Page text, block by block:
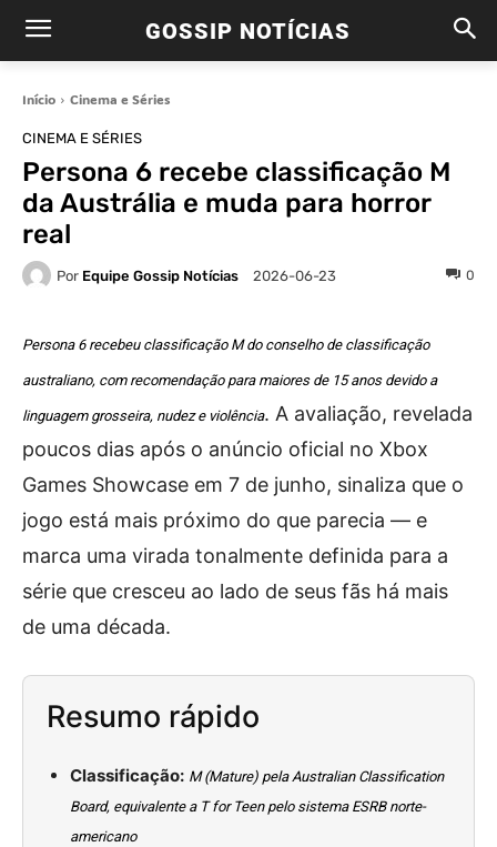
GOSSIP NOTÍCIAS
Início Cinema e Séries
CINEMA E SÉRIES
Persona 6 recebe classificação M
da Austrália e muda para horror
real
Por Equipe Gossip Notícias 2026-06-23 0
Persona 6 recebeu classificação M do conselho de classificação
australiano, com recomendação para maiores de 15 anos devido a
linguagem grosseira, nudez e violência. A avaliação, revelada
poucos dias após o anúncio oficial no Xbox
Games Showcase em 7 de junho, sinaliza que o
jogo está mais próximo do que parecia — e
marca uma virada tonalmente definida para a
série que cresceu ao lado de seus fãs há mais
de uma década.
Resumo rápido
Classificação: M (Mature) pela Australian Classification
Board, equivalente a T for Teen pelo sistema ESRB norte-
americano